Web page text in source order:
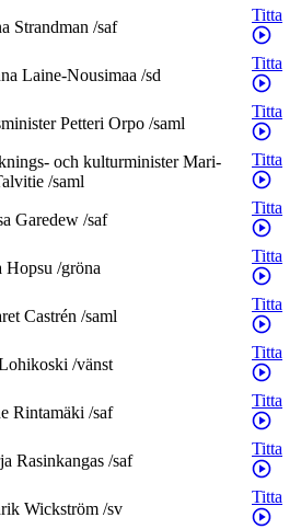
Strandman /saf
Titta
Laine-Nousimaa /sd
Titta
Petteri Orpo /saml
Titta
och kulturminister Mari-
/saml
Titta
Garedew /saf
Titta
Hopsu /gröna
Titta
Castrén /saml
Titta
/vänst
Titta
Rintamäki /saf
Titta
Rasinkangas /saf
Titta
Wickström /sv
Titta